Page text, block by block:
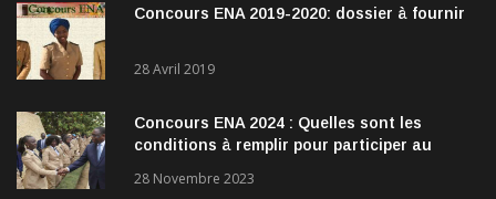
Concours ENA 2019-2020: dossier à fournir
28 Avril 2019
Concours ENA 2024 : Quelles sont les
conditions à remplir pour participer au
28 Novembre 2023